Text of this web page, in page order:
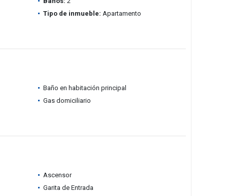
Tipo de inmueble: Apartamento
Baño en habitación principal
Gas domiciliario
Ascensor
Garita de Entrada